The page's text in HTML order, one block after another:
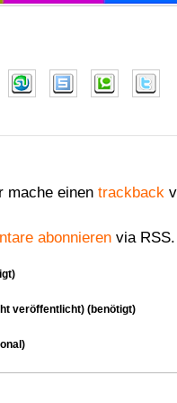
mache einen trackback
abonnieren via RSS.
veröffentlicht) (benötigt)